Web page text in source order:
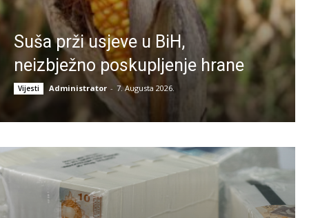
Suša prži usjeve u BiH,
neizbježno poskupljenje hrane
Vijesti Administrator - 7. Augusta 2026.